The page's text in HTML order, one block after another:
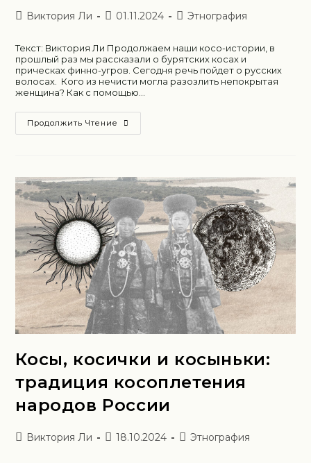
Виктория Ли 01.11.2024 Этнография
Текст: Виктория Ли Продолжаем наши косо-истории, в
прошлый раз мы рассказали о бурятских косах и
прическах финно-угров. Сегодня речь пойдет о русских
волосах. Кого из нечисти могла разозлить непокрытая
женщина? Как с помощью…
Продолжить Чтение
Косы, косички и косыньки:
традиция косоплетения
народов России
Виктория Ли 18.10.2024 Этнография